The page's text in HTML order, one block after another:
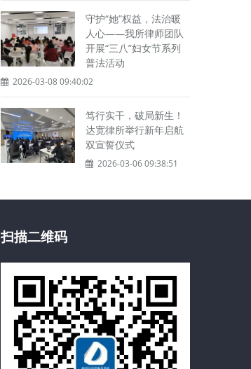
守护“她”权益，法治暖
人心——我所律师团队
开展“三八”妇女节系列
普法活动
2026-03-08 09:40:02
笃行实干，破局新生！
达宽律所举行新年启航
双宣誓仪式
2026-03-06 09:38:51
扫描二维码